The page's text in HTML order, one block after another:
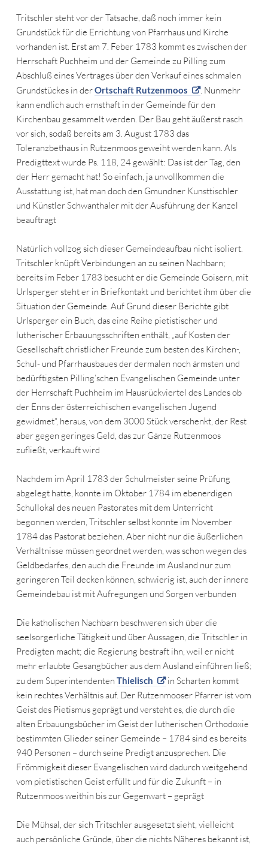
Tritschler steht vor der Tatsache, daß noch immer kein
Grundstück für die Errichtung von Pfarrhaus und Kirche
vorhanden ist. Erst am 7. Feber 1783 kommt es zwischen der
Herrschaft Puchheim und der Gemeinde zu Pilling zum
Abschluß eines Vertrages über den Verkauf eines schmalen
Grundstückes in derOrtschaft Rutzenmoos
. Nunmehr
kann endlich auch ernsthaft in der Gemeinde für den
Kirchenbau gesammelt werden. Der Bau geht äußerst rasch
vor sich, sodaß bereits am 3. August 1783 das
Toleranzbethaus in Rutzenmoos geweiht werden kann. Als
Predigttext wurde Ps. 118, 24 gewählt: Das ist der Tag, den
der Herr gemacht hat! So einfach, ja unvollkommen die
Ausstattung ist, hat man doch den Gmundner Kunsttischler
und Künstler Schwanthaler mit der Ausführung der Kanzel
beauftragt
Natürlich vollzog sich dieser Gemeindeaufbau nicht isoliert.
Tritschler knüpft Verbindungen an zu seinen Nachbarn;
bereits im Feber 1783 besucht er die Gemeinde Goisern, mit
Urlsperger steht er in Briefkontakt und berichtet ihm über die
Situation der Gemeinde. Auf Grund dieser Berichte gibt
Urlsperger ein Buch, das eine Reihe pietistischer und
lutherischer Erbauungsschriften enthält, „auf Kosten der
Gesellschaft christlicher Freunde zum besten des Kirchen-,
Schul- und Pfarrhausbaues der dermalen noch ärmsten und
bedürftigsten Pilling’schen Evangelischen Gemeinde unter
der Herrschaft Puchheim im Hausrückviertel des Landes ob
der Enns der österreichischen evangelischen Jugend
gewidmet“, heraus, von dem 3000 Stück verschenkt, der Rest
aber gegen geringes Geld, das zur Gänze Rutzenmoos
zufließt, verkauft wird
Nachdem im April 1783 der Schulmeister seine Prüfung
abgelegt hatte, konnte im Oktober 1784 im ebenerdigen
Schullokal des neuen Pastorates mit dem Unterricht
begonnen werden, Tritschler selbst konnte im November
1784 das Pastorat beziehen. Aber nicht nur die äußerlichen
Verhältnisse müssen geordnet werden, was schon wegen des
Geldbedarfes, den auch die Freunde im Ausland nur zum
geringeren Teil decken können, schwierig ist, auch der innere
Gemeindebau ist mit Aufregungen und Sorgen verbunden
Die katholischen Nachbarn beschweren sich über die
seelsorgerliche Tätigkeit und über Aussagen, die Tritschler in
Predigten macht; die Regierung bestraft ihn, weil er nicht
mehr erlaubte Gesangbücher aus dem Ausland einführen ließ;
zu dem Superintendenten Thielisch
in Scharten kommt
kein rechtes Verhältnis auf. Der Rutzenmooser Pfarrer ist vom
Geist des Pietismus geprägt und versteht es, die durch die
alten Erbauungsbücher im Geist der lutherischen Orthodoxie
bestimmten Glieder seiner Gemeinde – 1784 sind es bereits
940 Personen – durch seine Predigt anzusprechen. Die
Frömmigkeit dieser Evangelischen wird dadurch weitgehend
vom pietistischen Geist erfüllt und für die Zukunft – in
Rutzenmoos weithin bis zur Gegenwart – geprägt
Die Mühsal, der sich Tritschler ausgesetzt sieht, vielleicht
auch persönliche Gründe, über die nichts Näheres bekannt ist,